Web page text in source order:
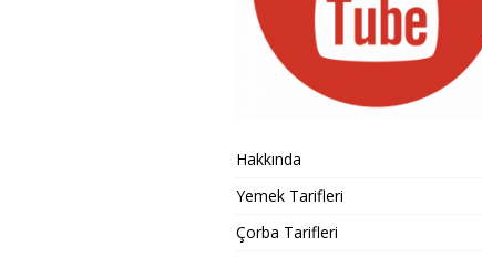
Hakkında
Yemek Tarifleri
Çorba Tarifleri